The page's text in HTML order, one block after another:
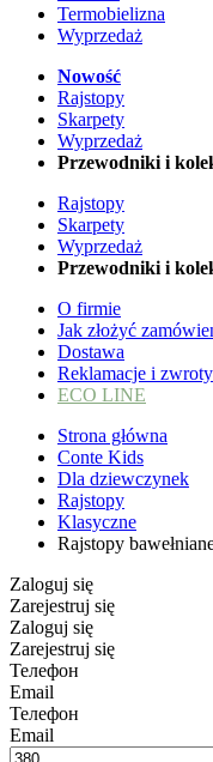
Termobielizna
Wyprzedaż
Nowość
Rajstopy
Skarpety
Wyprzedaż
Przewodniki i
Rajstopy
Skarpety
Wyprzedaż
Przewodniki i
O firmie
Jak złożyć
Dostawa
Reklamacje i zwroty
ECO LINE
Strona główna
Conte Kids
Dla dziewczynek
Rajstopy
Klasyczne
Rajstopy
Zaloguj się
Zarejestruj się
Zaloguj się
Zarejestruj się
Телефон
Email
Телефон
Email